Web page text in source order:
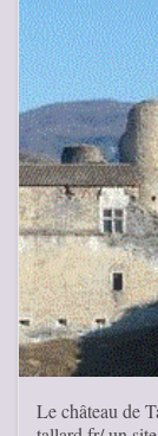
Le château de